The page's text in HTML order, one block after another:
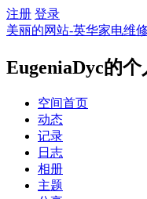
注册 登录
美丽的网站-英华家电维
EugeniaDyc的个
空间首页
动态
记录
日志
相册
主题